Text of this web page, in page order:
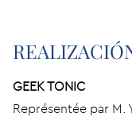
GEEK TONIC
Représentée par M.